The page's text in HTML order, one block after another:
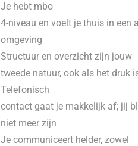
Je hebt mbo
4-niveau en voelt je thuis in een
omgeving
Structuur en overzicht zijn jouw
tweede natuur, ook als het druk
Telefonisch
contact gaat je makkelijk af; jij
niet meer zijn
Je communiceert helder, zowel